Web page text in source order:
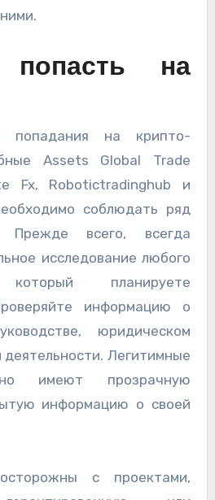
на
попадания на крипто-
Assets Global Trade
Fx, Robotictradinghub и
соблюдать ряд
Прежде всего, всегда
исследование любого
планируете
информацию о
юридическом
деятельности. Легитимные
имеют прозрачную
информацию о своей
с проектами,